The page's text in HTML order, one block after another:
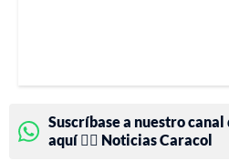
Suscríbase a nuestro
aquí 👉🏻 Noticias Caracol